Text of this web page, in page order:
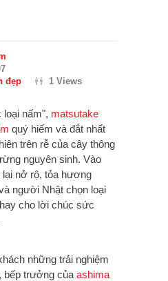
đẹp 1 Views
loại nấm", matsutake
quý hiếm và đắt nhất
trên rễ của cây thông
nguyên sinh. Vào
lại nở rộ, tỏa hương
người Nhật chọn loại
cho lời chúc sức
những trải nghiệm
bếp trưởng của ashima